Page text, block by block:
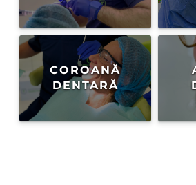
COROANĂ
DENTARĂ